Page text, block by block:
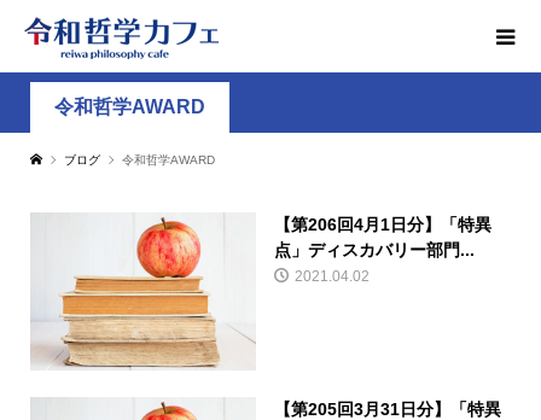
令和哲学AWARD
ブログ 令和哲学AWARD
【第206回4月1日分】「特異
点」ディスカバリー部門...
2021.04.02
【第205回3月31日分】「特異